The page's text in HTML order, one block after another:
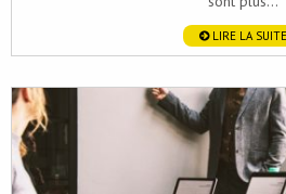
LIRE LA SUITE